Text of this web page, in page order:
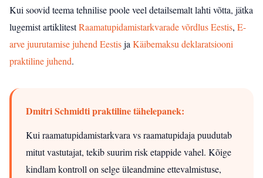
Kui soovid teema tehnilise poole veel detailsemalt lahti võtta, jätka
lugemist artiklitestRaamatupidamistarkvarade võrdlus Eestis, E-
arve juurutamise juhend Eestisja Käibemaksu deklaratsiooni
praktiline juhend.
Dmitri Schmidti praktiline tähelepanek:
Kui raamatupidamistarkvara vs raamatupidaja puudutab
mitut vastutajat, tekib suurim risk etappide vahel. Kõige
kindlam kontroll on selge üleandmine ettevalmistuse,